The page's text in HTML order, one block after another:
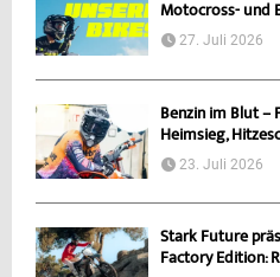
Motocross- und
27. Juli 2026
Benzin im Blut –
Heimsieg,
23. Juli 2026
Stark Future
Factory Edition: